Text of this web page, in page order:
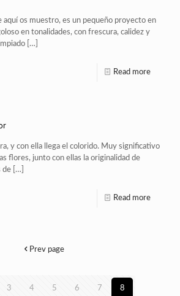
aquí os muestro, es un pequeño proyecto en
en tonalidades, con frescura, calidez y
[…]
Read more
y con ella llega el colorido. Muy significativo
flores, junto con ellas la originalidad de
de […]
Read more
Prev page
3 4 5 6 7 8